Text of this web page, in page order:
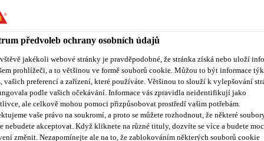
lepidla a tmely Vzdělávací centrum Reference O
předvoleb ochrany osobních údajů
jakékoli webové stránky je pravděpodobné, že stránka získá nebo uloží
prohlížeči, a to většinou ve formě souborů cookie. Můžou to být informace
vašich preferencí a zařízení, které používáte. Většinou to slouží k vylepšování
podle vašich očekávání. Informace vás zpravidla neidentifikují jako
ale celkově mohou pomoci přizpůsobovat prostředí vašim potřebám.
vaše právo na soukromí, a proto se můžete rozhodnout, že některé
nebudete akceptovat. Když kliknete na různé tituly, dozvíte se více a budete
změnit. Nezapomínejte ale na to, že zablokováním některých souborů cookie